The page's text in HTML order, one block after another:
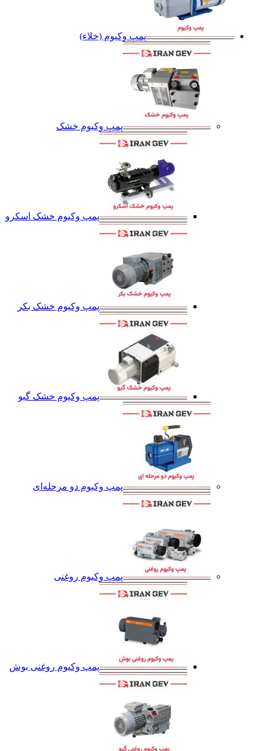
پمپ وکیوم (خلاء)
پمپ وکیوم خشک
پمپ وکیوم خشک اسکرو
پمپ وکیوم خشک بکر
پمپ وکیوم خشک گیو
پمپ وکیوم دو مرحله‌ای
پمپ وکیوم روغنی
پمپ وکیوم روغنی بوش